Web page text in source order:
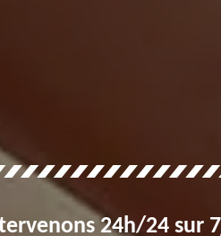
24h/24 sur